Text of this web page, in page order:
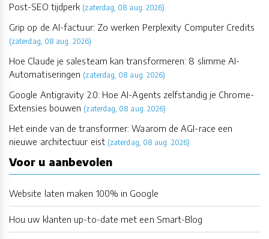
Post-SEO tijdperk (zaterdag, 08 aug. 2026)
Grip op de AI-factuur: Zo werken Perplexity Computer Credits
(zaterdag, 08 aug. 2026)
Hoe Claude je salesteam kan transformeren: 8 slimme AI-
Automatiseringen (zaterdag, 08 aug. 2026)
Google Antigravity 2.0: Hoe AI-Agents zelfstandig je Chrome-
Extensies bouwen (zaterdag, 08 aug. 2026)
Het einde van de transformer: Waarom de AGI-race een
nieuwe architectuur eist (zaterdag, 08 aug. 2026)
Voor u aanbevolen
Website laten maken 100% in Google
Hou uw klanten up-to-date met een Smart-Blog